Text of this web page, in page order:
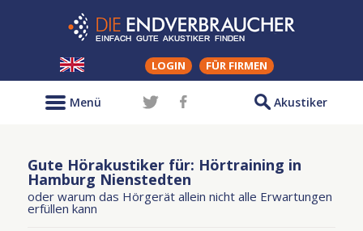
LOGIN FÜR FIRMEN
Akustiker
Menü
Gute Hörakustiker für: Hörtraining in
Hamburg Nienstedten
oder warum das Hörgerät allein nicht alle Erwartungen
erfüllen kann